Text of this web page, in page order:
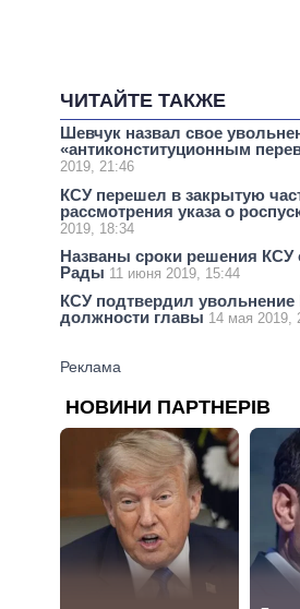
ЧИТАЙТЕ ТАКЖЕ
Шевчук назвал свое
«антиконституционным
2019, 21:46
КСУ перешел в закрытую
рассмотрения указа о
2019, 18:34
Названы сроки решения КСУ
Рады 11 июня 2019, 15:44
КСУ подтвердил увольнение
должности главы 14 мая 2019,